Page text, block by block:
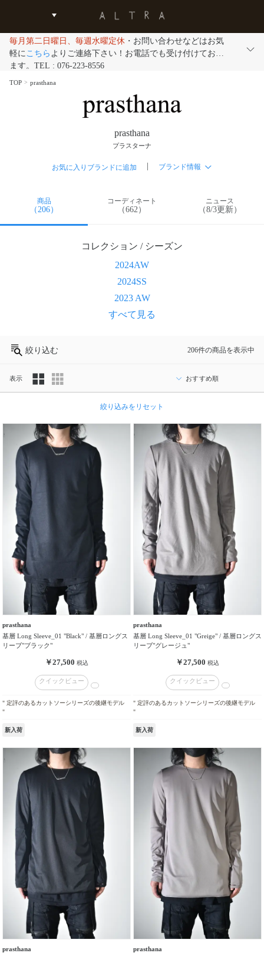
毎月第二日曜日、毎週水曜定休 ・お問い合わせなどはお気
軽にこちら よりご連絡下さい！お電話でも受け付けており
ます。TEL : 076-223-8556
TOP prasthana
prasthana
プラスターナ
お気に入りブランドに追加 ブランド情報
商品
（206）
コーディネート
（662）
ニュース
（8/3更新）
コレクション / シーズン
2024AW
2024SS
2023 AW
すべて見る
絞り込む 206件の商品を表示中
表示
別
格
帯
タ
絞り込みをリセット
prasthana
基層 Long Sleeve_01 "Black" / 基層ロングス
リーブ"ブラック"
￥27,500 税込
クイックビュー
" 定評のあるカットソーシリーズの後継モデル
"
新入荷
prasthana
基層 Long Sleeve_01 "Greige" / 基層ロングス
リーブ"グレージュ"
￥27,500 税込
クイックビュー
" 定評のあるカットソーシリーズの後継モデル
"
新入荷
prasthana
prasthana